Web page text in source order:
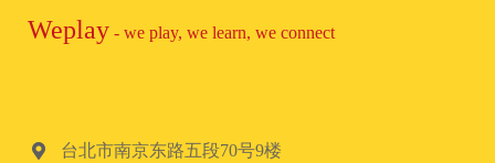
Weplay - we play, we learn, we connect
台北市南京东路五段70号9楼